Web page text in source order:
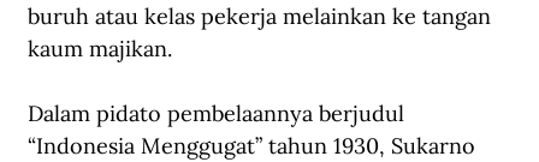
buruh atau kelas pekerja melainkan ke tangan
kaum majikan.
Dalam pidato pembelaannya berjudul
“Indonesia Menggugat” tahun 1930, Sukarno